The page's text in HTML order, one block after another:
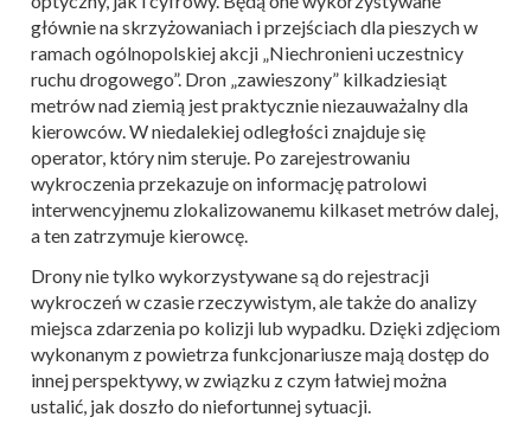
głównie na skrzyżowaniach i przejściach dla pieszych w
ramach ogólnopolskiej akcji „Niechronieni uczestnicy
ruchu drogowego”. Dron „zawieszony” kilkadziesiąt
metrów nad ziemią jest praktycznie niezauważalny dla
kierowców. W niedalekiej odległości znajduje się
operator, który nim steruje. Po zarejestrowaniu
wykroczenia przekazuje on informację patrolowi
interwencyjnemu zlokalizowanemu kilkaset metrów dalej,
a ten zatrzymuje kierowcę.
Drony nie tylko wykorzystywane są do rejestracji
wykroczeń w czasie rzeczywistym, ale także do analizy
miejsca zdarzenia po kolizji lub wypadku. Dzięki zdjęciom
wykonanym z powietrza funkcjonariusze mają dostęp do
innej perspektywy, w związku z czym łatwiej można
ustalić, jak doszło do niefortunnej sytuacji.